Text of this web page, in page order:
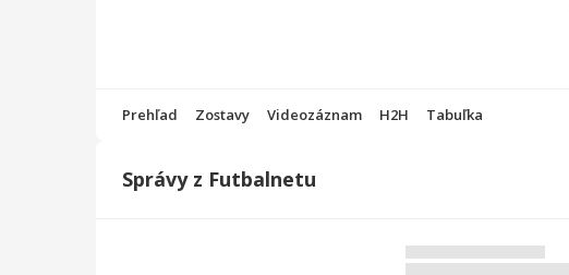
Prehľad Zostavy Videozáznam H2H Tabuľka
Správy z Futbalnetu